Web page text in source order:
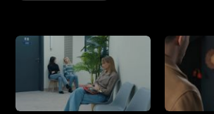
3201-3300
3101-3200